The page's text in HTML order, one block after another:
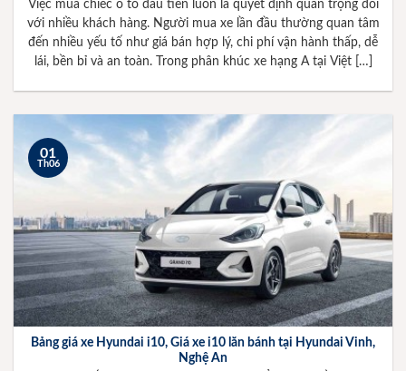
Việc mua chiếc ô tô đầu tiên luôn là quyết định quan trọng đối
với nhiều khách hàng. Người mua xe lần đầu thường quan tâm
đến nhiều yếu tố như giá bán hợp lý, chi phí vận hành thấp, dễ
lái, bền bỉ và an toàn. Trong phân khúc xe hạng A tại Việt […]
Bảng giá xe Hyundai i10, Giá xe i10 lăn bánh tại Hyundai Vinh,
Nghệ An
01
Th06